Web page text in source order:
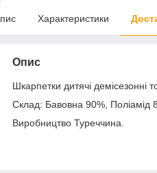
Характеристики
Опис
Шкарпетки дитячі демісезонні
Склад: Бавовна 90%, Поліамід
Виробництво Туреччина.